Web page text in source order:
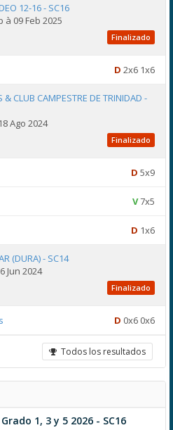
12-16 - SC16
09 Feb 2025
Finalizado
D 2x6 1x6
CLUB CAMPESTRE DE TRINIDAD -
Ago 2024
Finalizado
D 5x9
V7x5
D 1x6
(DURA) - SC14
Jun 2024
Finalizado
D 0x6 0x6
Todos los resultados
1, 3 y 5 2026 - SC16